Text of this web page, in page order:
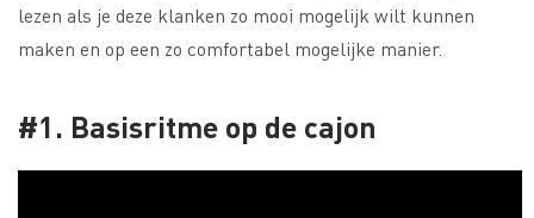
lezen als je deze klanken zo mooi mogelijk wilt kunnen
maken en op een zo comfortabel mogelijke manier.
#1. Basisritme op de cajon